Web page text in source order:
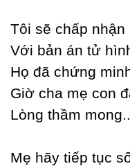
Tôi sẽ chấp nhận
Với bản án tử
Họ đã chứng
Giờ cha mẹ con
Lòng thầm
Mẹ hãу tiếp tục